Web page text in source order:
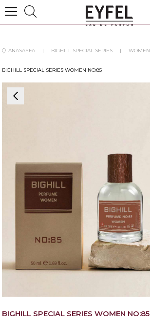
ANASAYFA BIGHILL SPECIAL SERIES WOMEN
BIGHILL SPECIAL SERIES WOMEN NO:85
BIGHILL SPECIAL SERIES WOMEN NO:85